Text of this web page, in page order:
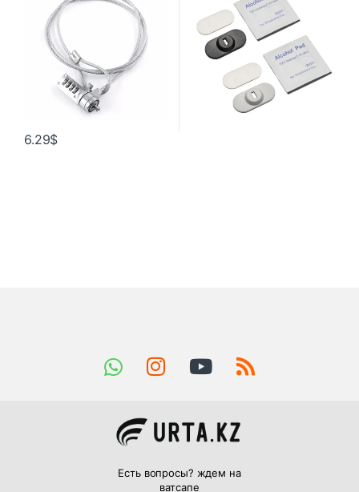
6.29$
блокировка планшета,
отверстие E8BE
Есть вопросы? ждем на
ватсапе